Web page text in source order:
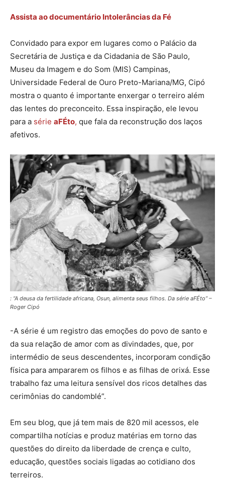
Assista ao documentário Intolerâncias da Fé
Convidado para expor em lugares como o Palácio da
Secretária de Justiça e da Cidadania de São Paulo,
Museu da Imagem e do Som (MIS) Campinas,
Universidade Federal de Ouro Preto-Mariana/MG, Cipó
mostra o quanto é importante enxergar o terreiro além
das lentes do preconceito. Essa inspiração, ele levou
para a série aFÉto, que fala da reconstrução dos laços
afetivos.
: “A deusa da fertilidade africana, Osun, alimenta seus filhos. Da série aFÉto” –
Roger Cipó
-A série é um registro das emoções do povo de santo e
da sua relação de amor com as divindades, que, por
intermédio de seus descendentes, incorporam condição
física para ampararem os filhos e as filhas de orixá. Esse
trabalho faz uma leitura sensível dos ricos detalhes das
cerimônias do candomblé”.
Em seu blog, que já tem mais de 820 mil acessos, ele
compartilha notícias e produz matérias em torno das
questões do direito da liberdade de crença e culto,
educação, questões sociais ligadas ao cotidiano dos
terreiros.